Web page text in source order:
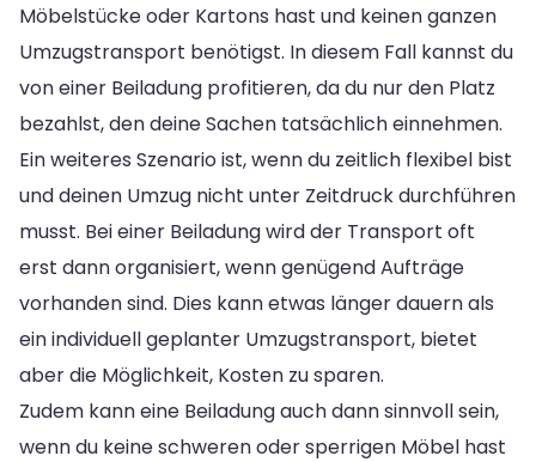
Möbelstücke oder Kartons hast und keinen ganzen
Umzugstransport benötigst. In diesem Fall kannst du
von einer Beiladung profitieren, da du nur den Platz
bezahlst, den deine Sachen tatsächlich einnehmen.
Ein weiteres Szenario ist, wenn du zeitlich flexibel bist
und deinen Umzug nicht unter Zeitdruck durchführen
musst. Bei einer Beiladung wird der Transport oft
erst dann organisiert, wenn genügend Aufträge
vorhanden sind. Dies kann etwas länger dauern als
ein individuell geplanter Umzugstransport, bietet
aber die Möglichkeit, Kosten zu sparen.
Zudem kann eine Beiladung auch dann sinnvoll sein,
wenn du keine schweren oder sperrigen Möbel hast